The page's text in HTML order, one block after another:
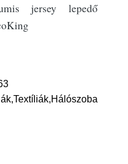
jersey lepedő